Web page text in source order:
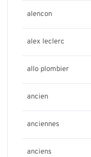
alencon
alex leclerc
allo plombier
ancien
anciennes
anciens